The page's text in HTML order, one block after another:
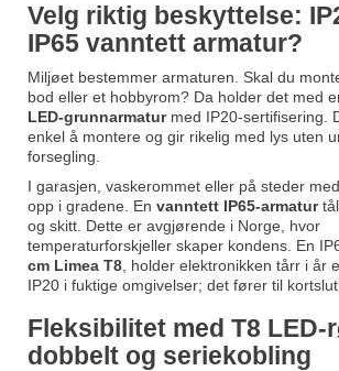
Velg riktig beskyttelse:
IP65 vanntett armatur?
Miljøet bestemmer armaturen. Skal du
bod eller et hobbyrom? Da holder det med
LED-grunnarmaturmed IP20-sertifisering.
enkel å montere og gir rikelig med lys uten
forsegling.
I garasjen, vaskerommet eller på steder
opp i gradene. En vanntett IP65-armatur
og skitt. Dette er avgjørende i Norge, hvor
temperaturforskjeller skaper kondens. En
cm Limea T8 , holder elektronikken tårr i år
IP20 i fuktige omgivelser; det fører til
Fleksibilitet med T8 LED-
dobbelt og seriekobling